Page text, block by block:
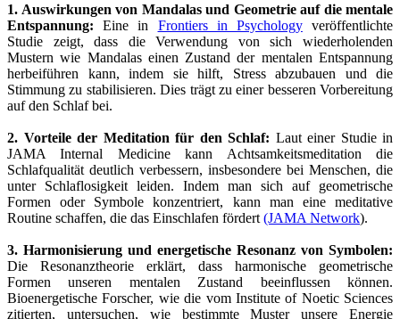
1. Auswirkungen von Mandalas und Geometrie auf die mentale
Entspannung: Eine in Frontiers in Psychologyveröffentlichte
Studie zeigt, dass die Verwendung von sich wiederholenden
Mustern wie Mandalas einen Zustand der mentalen Entspannung
herbeiführen kann, indem sie hilft, Stress abzubauen und die
Stimmung zu stabilisieren. Dies trägt zu einer besseren Vorbereitung
auf den Schlaf bei.
2. Vorteile der Meditation für den Schlaf: Laut einer Studie in
JAMA Internal Medicine kann Achtsamkeitsmeditation die
Schlafqualität deutlich verbessern, insbesondere bei Menschen, die
unter Schlaflosigkeit leiden. Indem man sich auf geometrische
Formen oder Symbole konzentriert, kann man eine meditative
Routine schaffen, die das Einschlafen fördert (JAMA Network).
3. Harmonisierung und energetische Resonanz von Symbolen:
Die Resonanztheorie erklärt, dass harmonische geometrische
Formen unseren mentalen Zustand beeinflussen können.
Bioenergetische Forscher, wie die vom Institute of Noetic Sciences
zitierten, untersuchen, wie bestimmte Muster unsere Energie